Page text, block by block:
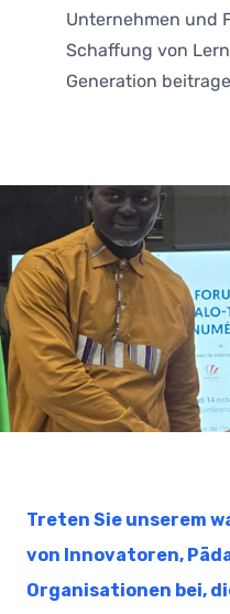
Unternehmen und
Schaffung von
Generation
Treten Sie unserem
von Innovatoren,
Organisationen bei,